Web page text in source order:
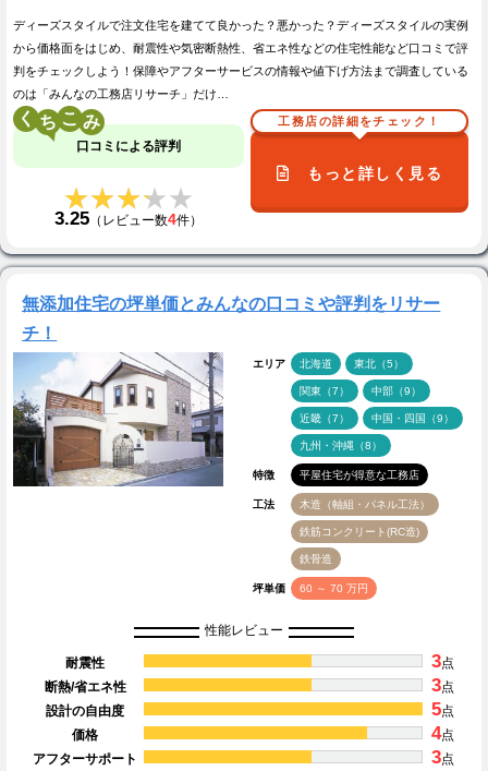
ディーズスタイルで注文住宅を建てて良かった？悪かった？ディーズスタイルの実例
から価格面をはじめ、耐震性や気密断熱性、省エネ性などの住宅性能など口コミで評
判をチェックしよう！保障やアフターサービスの情報や値下げ方法まで調査している
のは「みんなの工務店リサーチ」だけ…
く こ
口コミによる評判
★★★★★
★★★★★
3.25 （レビュー数4件）
工務店の詳細をチェック！
もっと詳しく見る
無添加住宅の坪単価とみんなの口コミや評判をリサー
チ！
エリア 北海道 東北（5）
関東（7） 中部（9）
近畿（7） 中国・四国（9）
九州・沖縄（8）
特徴 平屋住宅が得意な工務店
工法 木造（軸組・パネル工法）
鉄筋コンクリート(RC造)
鉄骨造
坪単価 60 ～ 70 万円
性能レビュー
耐震性 3点
断熱/省エネ性
3点
設計の自由度
5点
価格
4点
アフターサポート
3点